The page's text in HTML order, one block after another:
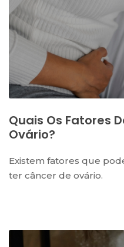
Quais Os Fatores
Ovário?
Existem fatores que
ter câncer de ovário.